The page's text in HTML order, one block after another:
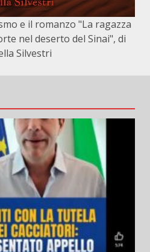
e il romanzo "La ragazza
nel deserto del Sinai", di
Silvestri